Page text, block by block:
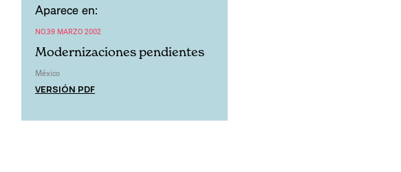
Aparece en:
NO.39 MARZO 2002
Modernizaciones pendientes
México
VERSIÓN PDF